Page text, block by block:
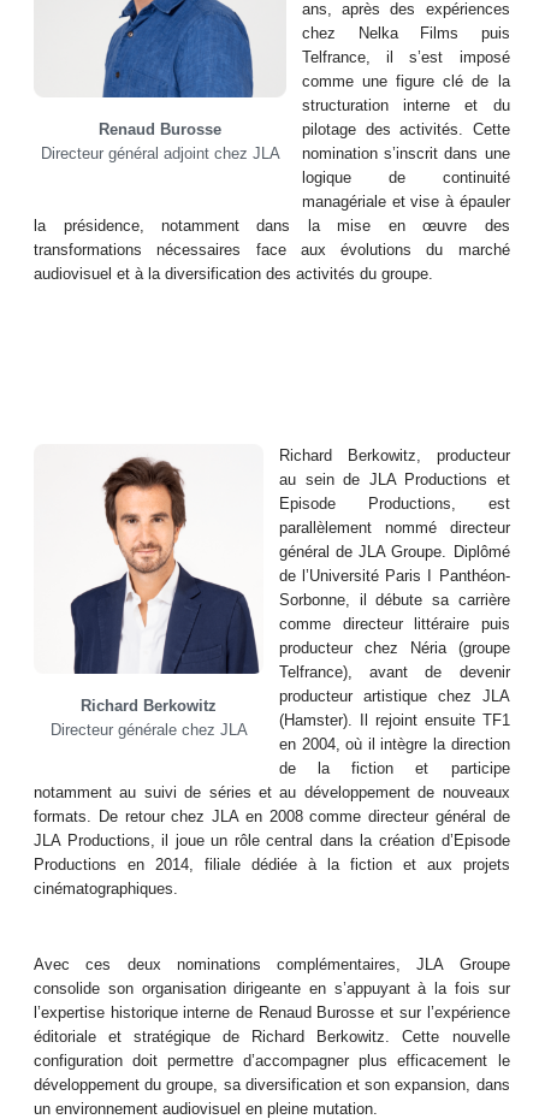
Renaud Burosse
Directeur général adjoint chez JLA
ans, après des expériences
chez Nelka Films puis
Telfrance, il s’est imposé
comme une figure clé de la
structuration interne et du
pilotage des activités. Cette
nomination s’inscrit dans une
logique de continuité
managériale et vise à épauler
la présidence, notamment dans la mise en œuvre des
transformations nécessaires face aux évolutions du marché
audiovisuel et à la diversification des activités du groupe.
Richard Berkowitz
Directeur générale chez JLA
Richard Berkowitz, producteur
au sein de JLA Productions et
Episode Productions, est
parallèlement nommé directeur
général de JLA Groupe. Diplômé
de l’Université Paris I Panthéon-
Sorbonne, il débute sa carrière
comme directeur littéraire puis
producteur chez Néria (groupe
Telfrance), avant de devenir
producteur artistique chez JLA
(Hamster). Il rejoint ensuite TF1
en 2004, où il intègre la direction
de la fiction et participe
notamment au suivi de séries et au développement de nouveaux
formats. De retour chez JLA en 2008 comme directeur général de
JLA Productions, il joue un rôle central dans la création d’Episode
Productions en 2014, filiale dédiée à la fiction et aux projets
cinématographiques.
Avec ces deux nominations complémentaires, JLA Groupe
consolide son organisation dirigeante en s’appuyant à la fois sur
l’expertise historique interne de Renaud Burosse et sur l’expérience
éditoriale et stratégique de Richard Berkowitz. Cette nouvelle
configuration doit permettre d’accompagner plus efficacement le
développement du groupe, sa diversification et son expansion, dans
un environnement audiovisuel en pleine mutation.